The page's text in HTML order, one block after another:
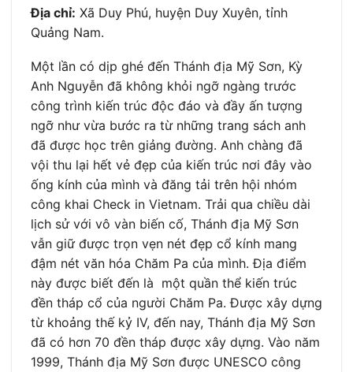
Địa chỉ: Xã Duy Phú, huyện Duy Xuyên, tỉnh
Quảng Nam.
Một lần có dịp ghé đến Thánh địa Mỹ Sơn, Kỳ
Anh Nguyễn đã không khỏi ngỡ ngàng trước
công trình kiến trúc độc đáo và đầy ấn tượng
ngỡ như vừa bước ra từ những trang sách anh
đã được học trên giảng đường. Anh chàng đã
vội thu lại hết vẻ đẹp của kiến trúc nơi đây vào
ống kính của mình và đăng tải trên hội nhóm
công khai Check in Vietnam. Trải qua chiều dài
lịch sử với vô vàn biến cố, Thánh địa Mỹ Sơn
vẫn giữ được trọn vẹn nét đẹp cổ kính mang
đậm nét văn hóa Chăm Pa của mình. Địa điểm
này được biết đến là một quần thể kiến trúc
đền tháp cổ của người Chăm Pa. Được xây dựng
từ khoảng thế kỷ IV, đến nay, Thánh địa Mỹ Sơn
đã có hơn 70 đền tháp được xây dựng. Vào năm
1999, Thánh địa Mỹ Sơn được UNESCO công